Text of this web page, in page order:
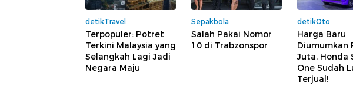
detikTravel
Terpopuler: Potret
Terkini Malaysia yang
Selangkah Lagi Jadi
Negara Maju
Sepakbola
Salah Pakai Nomor
10 di Trabzonspor
detikOto
Harga Baru
Diumumkan
Juta, Honda
One Sudah
Terjual!